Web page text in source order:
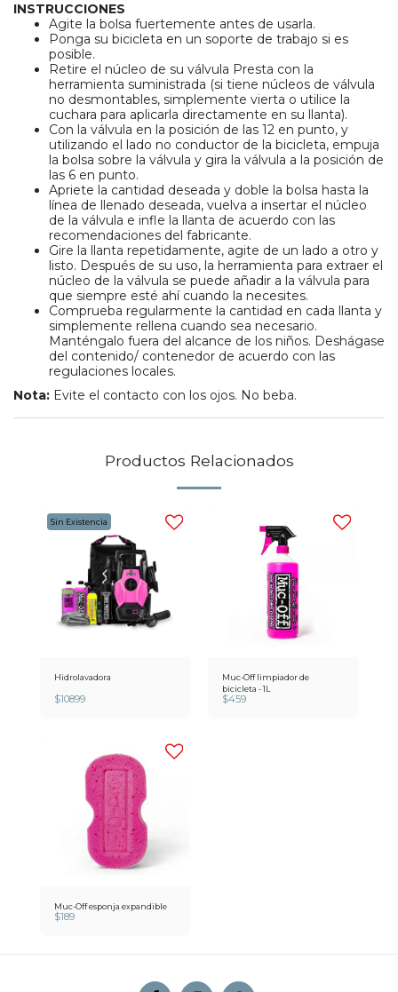
INSTRUCCIONES
Agite la bolsa fuertemente antes de usarla.
Ponga su bicicleta en un soporte de trabajo si es
posible.
Retire el núcleo de su válvula Presta con la
herramienta suministrada (si tiene núcleos de válvula
no desmontables, simplemente vierta o utilice la
cuchara para aplicarla directamente en su llanta).
Con la válvula en la posición de las 12 en punto, y
utilizando el lado no conductor de la bicicleta, empuja
la bolsa sobre la válvula y gira la válvula a la posición de
las 6 en punto.
Apriete la cantidad deseada y doble la bolsa hasta la
línea de llenado deseada, vuelva a insertar el núcleo
de la válvula e infle la llanta de acuerdo con las
recomendaciones del fabricante.
Gire la llanta repetidamente, agite de un lado a otro y
listo. Después de su uso, la herramienta para extraer el
núcleo de la válvula se puede añadir a la válvula para
que siempre esté ahí cuando la necesites.
Comprueba regularmente la cantidad en cada llanta y
simplemente rellena cuando sea necesario.
Manténgalo fuera del alcance de los niños. Deshágase
del contenido/ contenedor de acuerdo con las
regulaciones locales.
Nota: Evite el contacto con los ojos. No beba.
Productos Relacionados
Sin Existencia
Hidrolavadora
$10899
Muc-Off limpiador de
bicicleta - 1L
$459
Muc-Off esponja expandible
$189